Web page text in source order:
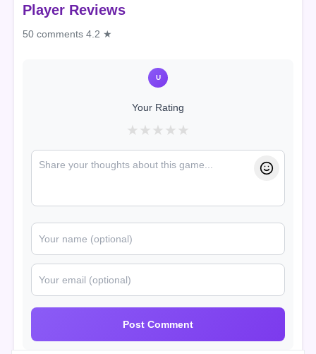
Player Reviews
50 comments 4.2 ★
U
Your Rating
★ ★ ★ ★ ★
Post Comment